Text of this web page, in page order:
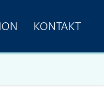
KONTAKT